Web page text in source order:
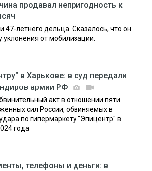
продавал непригодность к
47-летнего дельца. Оказалось, что он
уклонения от мобилизации.
в Харькове: в суд передали
армии РФ
акт в отношении пяти
сил России, обвиняемых в
по гипермаркету "Эпицентр" в
года
телефоны и деньги: в